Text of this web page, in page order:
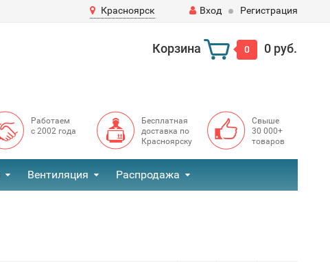
Красноярск Вход Регистрация
Корзина 0 0 руб.
Работаем
с 2002 года
Бесплатная
доставка по
Красноярску
Свыше
30 000+
товаров
Вентиляция Распродажа